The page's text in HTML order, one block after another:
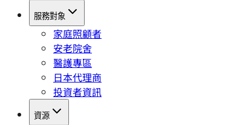
服務對象
家庭照顧者
安老院舍
醫護專區
日本代理商
投資者資訊
資源